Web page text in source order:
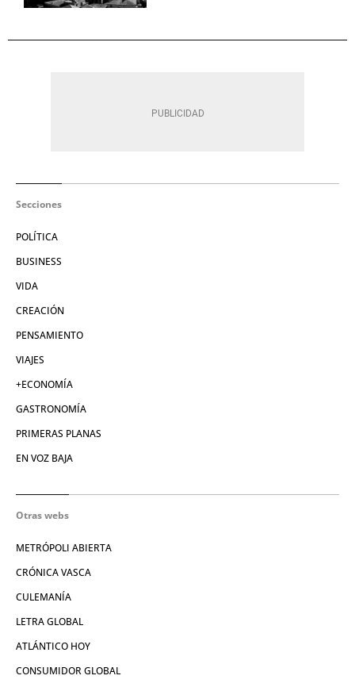
Secciones
POLÍTICA
BUSINESS
VIDA
CREACIÓN
PENSAMIENTO
VIAJES
+ECONOMÍA
GASTRONOMÍA
PRIMERAS PLANAS
EN VOZ BAJA
Otras webs
METRÓPOLI ABIERTA
CRÓNICA VASCA
CULEMANÍA
LETRA GLOBAL
ATLÁNTICO HOY
CONSUMIDOR GLOBAL